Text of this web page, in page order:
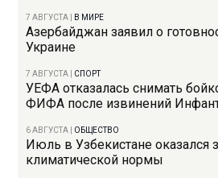
7 АВГУСТА В МИРЕ
Азербайджан заявил о
Украине
7 АВГУСТА СПОРТ
УЕФА отказалась снимать
ФИФА после извинений
6 АВГУСТА ОБЩЕСТВО
Июль в Узбекистане оказался
климатической нормы